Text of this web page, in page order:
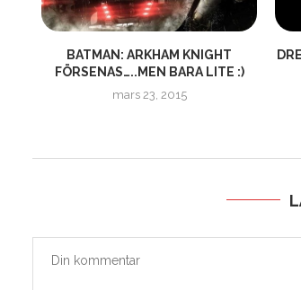
BATMAN: ARKHAM KNIGHT
FÖRSENAS…..MEN BARA LITE :)
mars 23, 2015